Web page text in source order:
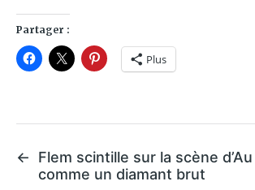
Partager :
Plus
←
Flem scintille sur la scène
comme un diamant brut